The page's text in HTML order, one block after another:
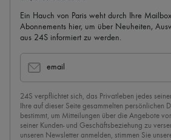
Ein Hauch von Paris weht durch Ihre
Abonnements hier, um über Neuheiten,
aus 24S informiert zu werden.
email
24S verpflichtet sich, das Privatleben jedes
Ihre auf dieser Seite gesammelten persönlichen
bestimmt, um Mitteilungen über die Angebote
seiner Kunden- und Geschäftsbeziehung zu
unseren Newsletter anmelden, stimmen Sie